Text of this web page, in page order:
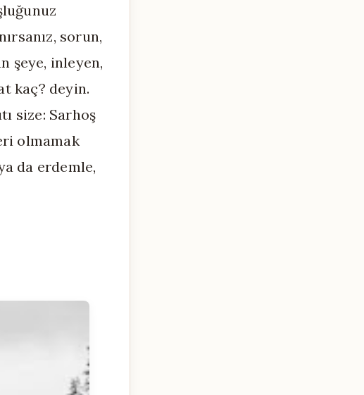
sorun,
şeye, inleyen,
kaç? deyin.
size: Sarhoş
olmamak
da erdemle,